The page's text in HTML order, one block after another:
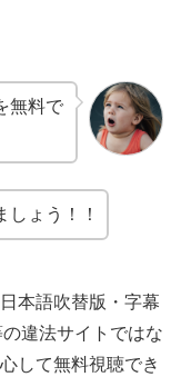
無料で
しょう！！
本語吹替版・字幕
違法サイトではな
して無料視聴でき